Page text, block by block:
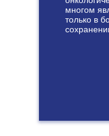
многом
только в